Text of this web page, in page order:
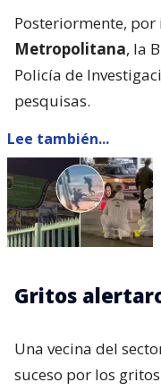
Posteriormente,
Metropolitana, la
Policía de
pesquisas.
Lee también...
Gritos
Una vecina del
suceso por los